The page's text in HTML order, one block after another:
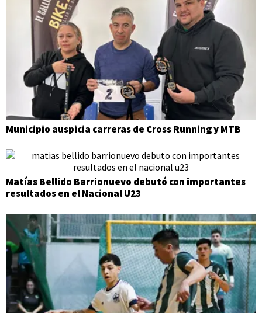
Municipio auspicia carreras de Cross Running y MTB
Matías Bellido Barrionuevo debutó con importantes
resultados en el Nacional U23